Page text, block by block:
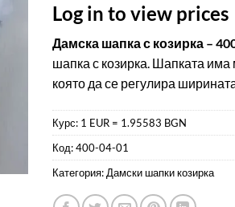
5.00от 5,
базирано
на
потребителски
оценки
Log in to view prices
Дамска шапка с козирка –
шапка с козирка. Шапката има
която да се регулира
Курс: 1 EUR = 1.95583 BGN
Код:400-04-01
Категория: Дамски шапки козирка